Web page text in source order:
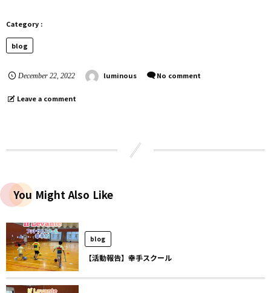
blog
December 22, 2022 luminous No comment
Leave a comment
You Might Also Like
blog
【活動報告】幸手スクール